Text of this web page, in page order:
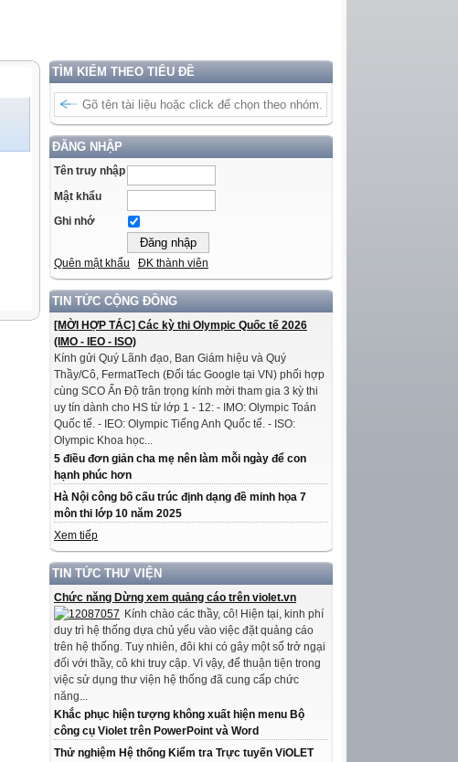
TÌM KIẾM THEO TIÊU ĐỀ
ĐĂNG NHẬP
Tên truy nhập
Mật khẩu
Ghi nhớ
Quên mật khẩu ĐK thành viên
TIN TỨC CỘNG ĐỒNG
[MỜI HỢP TÁC] Các kỳ thi Olympic Quốc tế 2026
(IMO - IEO - ISO)
Kính gửi Quý Lãnh đạo, Ban Giám hiệu và Quý
Thầy/Cô, FermatTech (Đối tác Google tại VN) phối hợp
cùng SCO Ấn Độ trân trọng kính mời tham gia 3 kỳ thi
uy tín dành cho HS từ lớp 1 - 12: - IMO: Olympic Toán
Quốc tế. - IEO: Olympic Tiếng Anh Quốc tế. - ISO:
Olympic Khoa học...
5 điều đơn giản cha mẹ nên làm mỗi ngày để con
hạnh phúc hơn
Hà Nội công bố cấu trúc định dạng đề minh họa 7
môn thi lớp 10 năm 2025
Xem tiếp
TIN TỨC THƯ VIỆN
Chức năng Dừng xem quảng cáo trên violet.vn
Kính chào các thầy, cô! Hiện tại, kinh phí
duy trì hệ thống dựa chủ yếu vào việc đặt quảng cáo
trên hệ thống. Tuy nhiên, đôi khi có gây một số trở ngại
đối với thầy, cô khi truy cập. Vì vậy, để thuận tiện trong
việc sử dụng thư viện hệ thống đã cung cấp chức
năng...
Khắc phục hiện tượng không xuất hiện menu Bộ
công cụ Violet trên PowerPoint và Word
Thử nghiệm Hệ thống Kiểm tra Trực tuyến ViOLET